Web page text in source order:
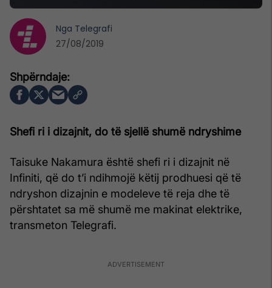
Shefi ri i dizajnit, do të sjellë shumë ndryshime
Taisuke Nakamura është shefi ri i dizajnit në
Infiniti, që do t’i ndihmojë këtij prodhuesi që të
ndryshon dizajnin e modeleve të reja dhe të
përshtatet sa më shumë me makinat elektrike,
transmeton Telegrafi.
Nga Telegrafi
27/08/2019